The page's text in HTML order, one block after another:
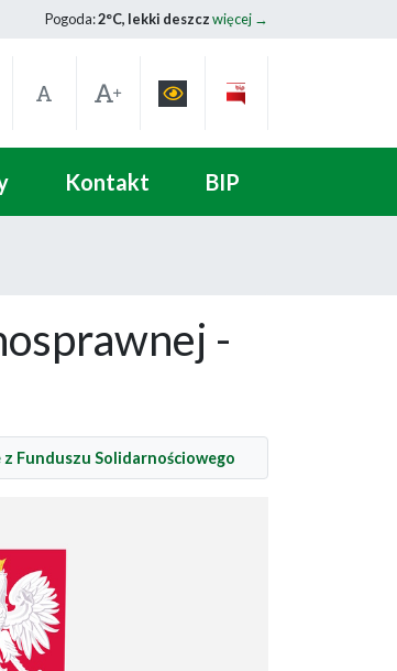
Pogoda:2°C, lekki deszczwięcej →
Kontakt BIP
-
Funduszu Solidarnościowego